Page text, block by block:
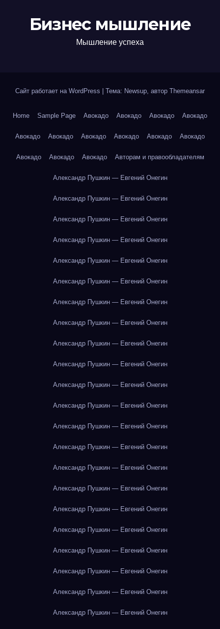
Бизнес мышление
Мышление успеха
Сайт работает на WordPress Тема: Newsup, автор Themeansar
Home Sample Page Авокадо Авокадо Авокадо Авокадо
Авокадо Авокадо Авокадо Авокадо Авокадо Авокадо
Авокадо Авокадо Авокадо Авторам и правообладателям
Александр Пушкин — Евгений Онегин
Александр Пушкин — Евгений Онегин
Александр Пушкин — Евгений Онегин
Александр Пушкин — Евгений Онегин
Александр Пушкин — Евгений Онегин
Александр Пушкин — Евгений Онегин
Александр Пушкин — Евгений Онегин
Александр Пушкин — Евгений Онегин
Александр Пушкин — Евгений Онегин
Александр Пушкин — Евгений Онегин
Александр Пушкин — Евгений Онегин
Александр Пушкин — Евгений Онегин
Александр Пушкин — Евгений Онегин
Александр Пушкин — Евгений Онегин
Александр Пушкин — Евгений Онегин
Александр Пушкин — Евгений Онегин
Александр Пушкин — Евгений Онегин
Александр Пушкин — Евгений Онегин
Александр Пушкин — Евгений Онегин
Александр Пушкин — Евгений Онегин
Александр Пушкин — Евгений Онегин
Александр Пушкин — Евгений Онегин